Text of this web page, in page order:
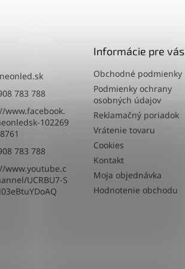
neonled.sk
783 788
www.facebook.
102269
783 788
www.youtube.c
UCRBU7-S
Informácie pre vás
Obchodné podmienky
Podmienky ochrany
osobných údajov
Reklamačný poriadok
Vrátenie tovaru
Cookies
Kontakt
Moja objednávka
Hodnotenie obchodu